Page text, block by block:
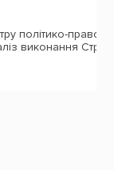
реформ